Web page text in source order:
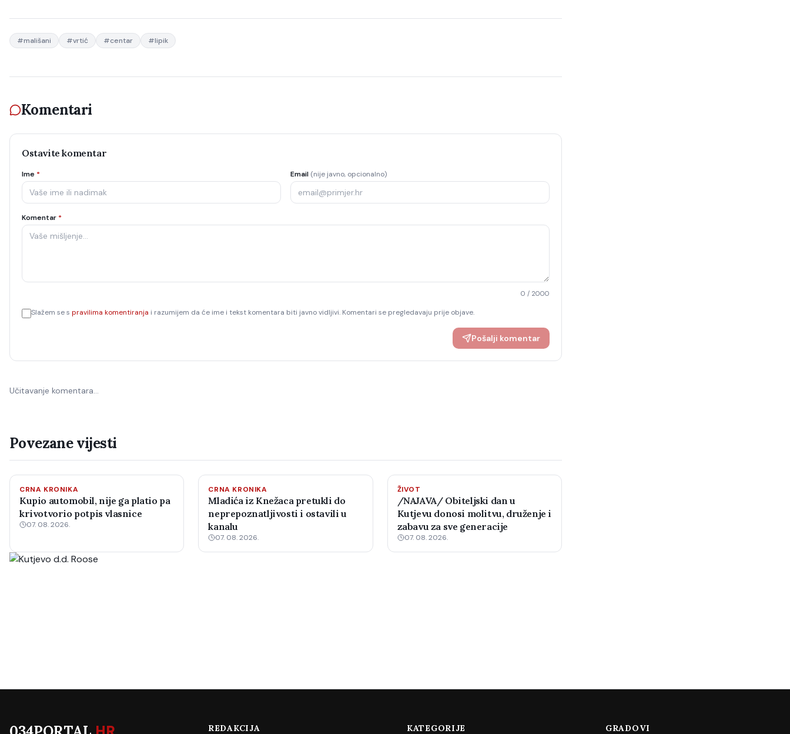
#mališani #vrtić #centar #lipik
Komentari
Ostavite komentar
Ime * Email (nije javno, opcionalno)
Komentar *
0 / 2000
Slažem se s pravilima komentiranja i razumijem da će ime i tekst komentara biti javno vidljivi. Komentari se pregledavaju prije objave.
Pošalji komentar
Učitavanje komentara…
Povezane vijesti
CRNA KRONIKA
Kupio automobil, nije ga platio pa
krivotvorio potpis vlasnice
07. 08. 2026.
CRNA KRONIKA
Mladića iz Knežaca pretukli do
neprepoznatljivosti i ostavili u
kanalu
07. 08. 2026.
ŽIVOT
/NAJAVA/ Obiteljski dan u
Kutjevu donosi molitvu, druženje i
zabavu za sve generacije
07. 08. 2026.
REDAKCIJA KATEGORIJE GRADOVI